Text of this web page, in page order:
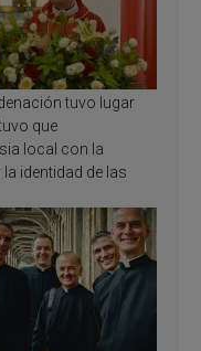
tuvo lugar
que
local con la
identidad de las